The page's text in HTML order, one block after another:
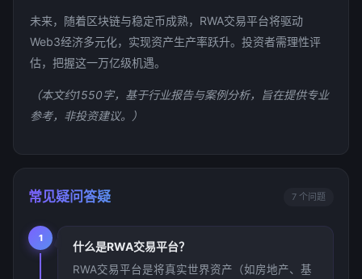
未来，随着区块链与稳定币成熟，RWA交易平台将驱动
Web3经济多元化，实现资产生产率跃升。投资者需理性评
估，把握这一万亿级机遇。
（本文约1550字，基于行业报告与案例分析，旨在提供专业
参考，非投资建议。）
常见疑问答疑 7 个问题
1
什么是RWA交易平台？
RWA交易平台是将真实世界资产（如房地产、基